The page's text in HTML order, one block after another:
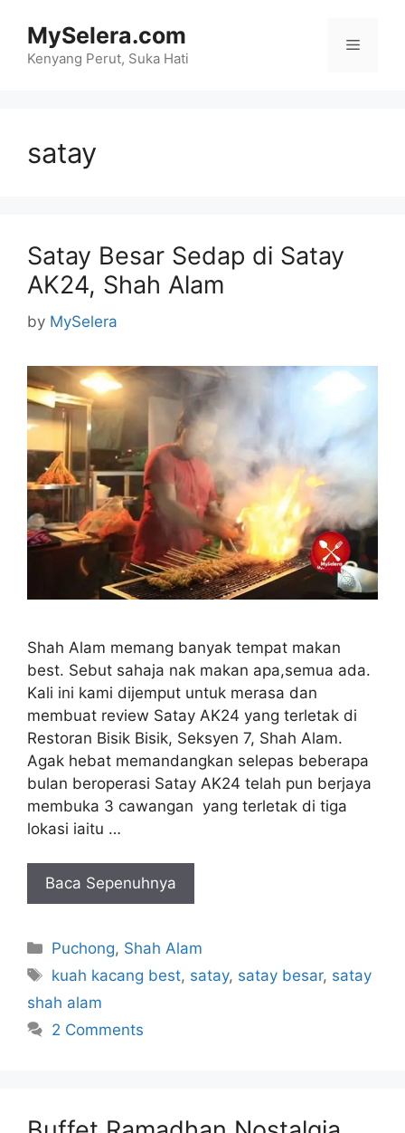
content
MySelera.com
Kenyang Perut, Suka Hati
Menu
satay
Satay Besar Sedap di Satay
AK24, Shah Alam
by MySelera
Shah Alam memang banyak tempat makan
best. Sebut sahaja nak makan apa,semua ada.
Kali ini kami dijemput untuk merasa dan
membuat review Satay AK24 yang terletak di
Restoran Bisik Bisik, Seksyen 7, Shah Alam.
Agak hebat memandangkan selepas beberapa
bulan beroperasi Satay AK24 telah pun berjaya
membuka 3 cawangan yang terletak di tiga
lokasi iaitu …
Baca Sepenuhnya
Categories
Puchong, Shah Alam
Tags
kuah kacang best, satay, satay besar, satay
shah alam
2 Comments